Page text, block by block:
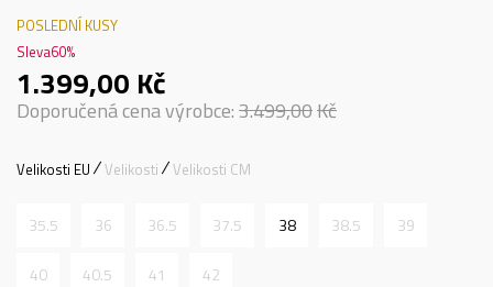
POSLEDNÍ KUSY
Sleva60%
1.399,00 Kč
Doporučená cena výrobce:3.499,00Kč
Velikosti EU Velikosti Velikosti CM
35.5 36 36.5 37.5 38 38.5 39
40 40.5 41 42